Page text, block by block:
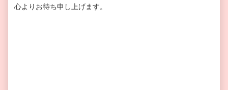
心よりお待ち申し上げます。